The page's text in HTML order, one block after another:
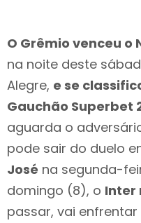
O Grêmio venceu o
na noite deste
Alegre, e se
Gauchão Superbet
aguarda o
pode sair do duelo
José na segunda-
domingo (8), o Inter
passar, vai enfrentar